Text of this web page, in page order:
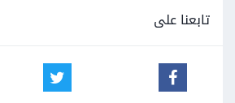
تابعنا على